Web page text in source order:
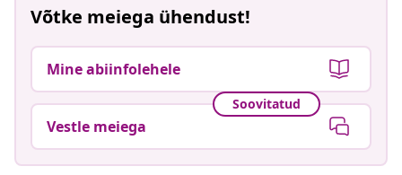
Võtke meiega ühendust!
Mine abiinfolehele
Soovitatud
Vestle meiega